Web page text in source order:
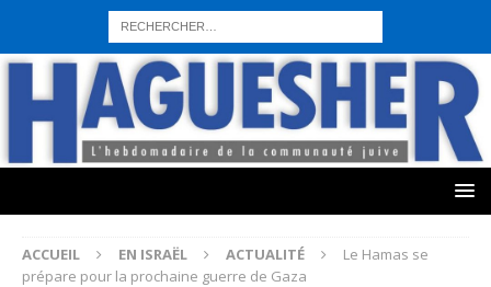
sohbet hattı numarası seks hattı numara istanbul escort bayanlar
sohbet hattı numaralar seks hattı numaralar"
numaraları sohbet hattı sex hattı telefonda seks numara sıcak sex
sohbet hattı canlı sohbet hatları sohbet numaraları
ucuz
sex sohbet hattı numaraları
yeni casino siteleri
ACCUEIL EN ISRAËL ACTUALITÉ
Le Hamas se
prépare pour la prochaine guerre de Gaza